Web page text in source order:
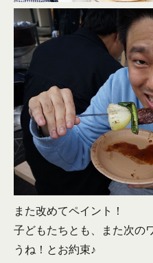
また改めてペイント！
子どもたちとも、また次の
うね！とお約束♪